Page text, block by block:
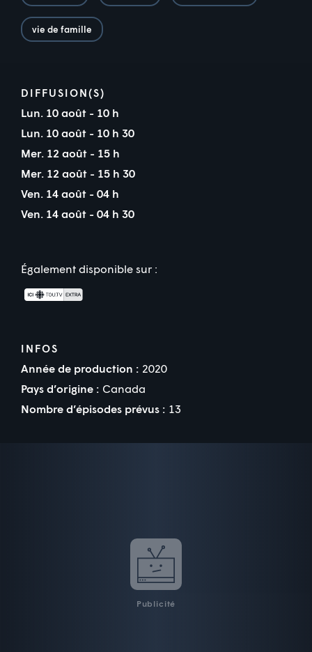
vie de famille
DIFFUSION(S)
Lun. 10 août - 10 h
Lun. 10 août - 10 h 30
Mer. 12 août - 15 h
Mer. 12 août - 15 h 30
Ven. 14 août - 04 h
Ven. 14 août - 04 h 30
Également disponible sur :
INFOS
Année de production : 2020
Pays d’origine : Canada
Nombre d’épisodes prévus : 13
Publicité